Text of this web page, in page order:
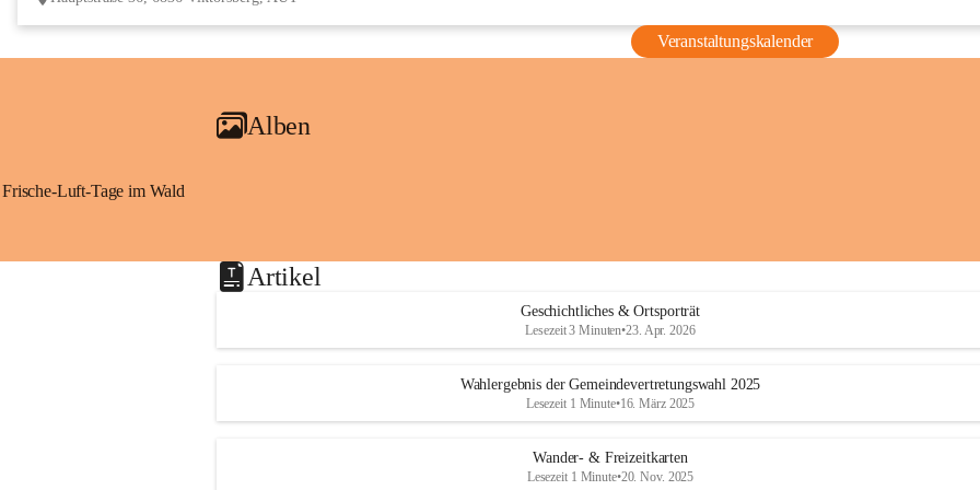
Veranstaltungskalender
Alben
Frische-Luft-Tage im Wald
Artikel
Geschichtliches & Ortsporträt
Lesezeit 3 Minuten•23. Apr. 2026
Wahlergebnis der Gemeindevertretungswahl 2025
Lesezeit 1 Minute•16. März 2025
Wander- & Freizeitkarten
Lesezeit 1 Minute•20. Nov. 2025